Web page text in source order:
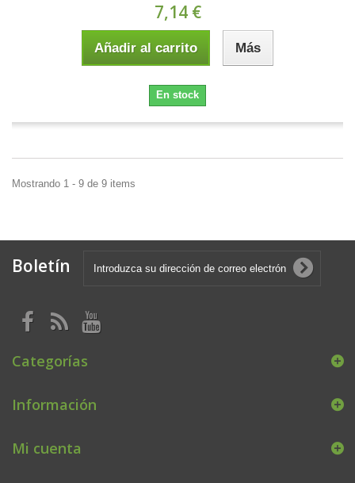
7,14 €
Añadir al carrito Más
En stock
Mostrando 1 - 9 de 9 items
Boletín
Categorías
Información
Mi cuenta